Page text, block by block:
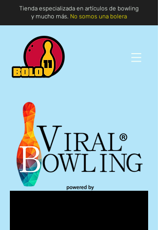
Tienda especializada en artículos de bowling
y mucho más. No somos una bolera